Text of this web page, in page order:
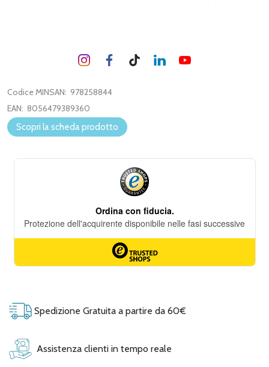
Codice MINSAN: 978258844
EAN: 8056479389360
Scopri la scheda prodotto
Spedizione Gratuita a partire da 60€
Assistenza clienti in tempo reale